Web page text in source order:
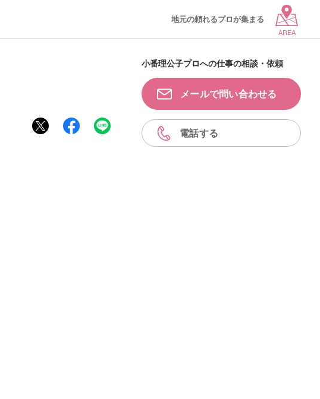
地元の頼れるプロが集まる
AREA
小番理公子プロへの仕事の相談・依頼
メールで問い合わせる
電話する